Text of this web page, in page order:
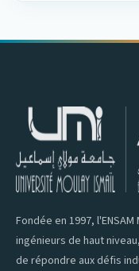
Fondée en 1997,
ingénieurs de haut
de répondre aux défis